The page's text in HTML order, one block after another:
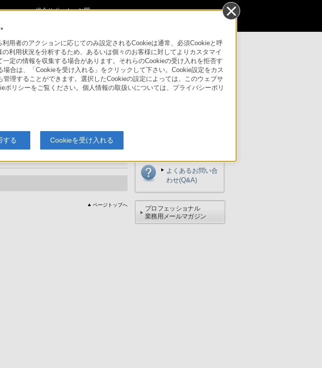
総合サポート・お問
ー >CBKZ-MD01 > 対応商品・アクセサリー
ページトップへ
よくあるお問い合
わせ(Q&A)
プロフェッショナル
業務用メールマガジン
用者のアクションに応じてのみ設定されるCookieは通常、必須Cookieと呼
利用状況を分析するため、あるいは個々のお客様に対してよりカスタマイ
定の情報を収集する場合があります。それらのCookieの受け入れを拒否す
合は、「Cookieを受け入れる」をクリックして下さい。Cookie設定をカス
理することができます。選択したCookieの設定によっては、このウェブサ
リシーをご覧ください。個人情報の取扱いについては、プライバシーポリ
する Cookieを受け入れる